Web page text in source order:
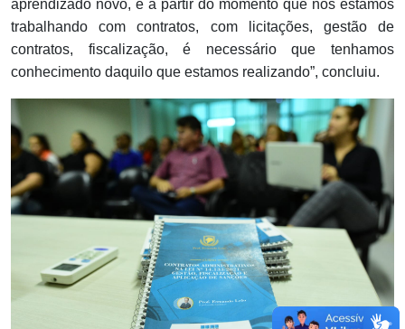
aprendizado novo, e a partir do momento que nós estamos
trabalhando com contratos, com licitações, gestão de
contratos, fiscalização, é necessário que tenhamos
conhecimento daquilo que estamos realizando”, concluiu.